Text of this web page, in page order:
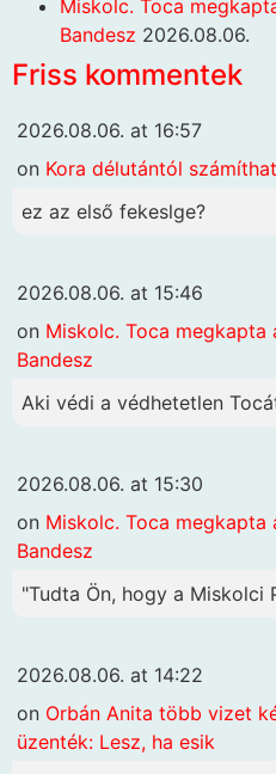
Miskolc. Toca
Bandesz 2026.08.06.
Friss kommentek
2026.08.06. at 16:57
on Kora délutántól
ez az első fekeslge?
2026.08.06. at 15:46
on Miskolc. Toca megkapta
Bandesz
Aki védi a védhetetlen
2026.08.06. at 15:30
on Miskolc. Toca megkapta
Bandesz
"Tudta Ön, hogy a Miskolci
2026.08.06. at 14:22
on Orbán Anita több vizet
üzenték: Lesz, ha esik